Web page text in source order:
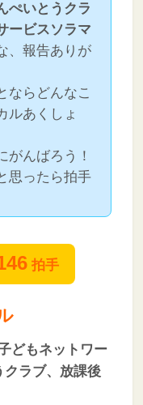
ぺいとうクラ
ービスソラマ
、報告ありが
ならどんなこ
ルあくしょ
がんばろう！
思ったら拍手
拍手
どもネットワー
クラブ、放課後